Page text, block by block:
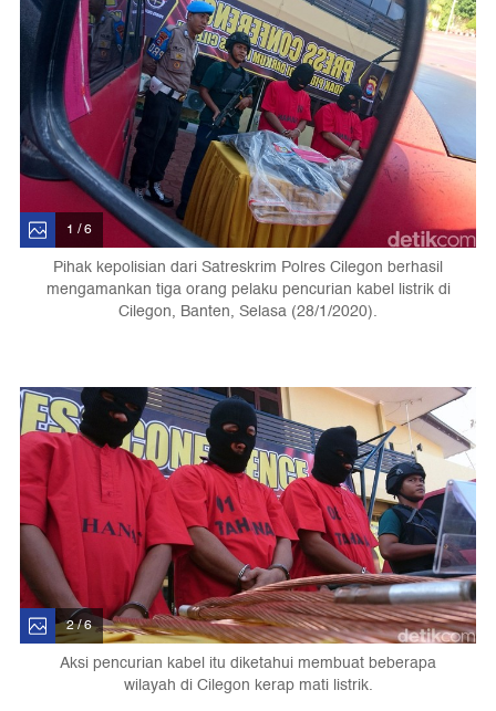
1 / 6
Pihak kepolisian dari Satreskrim Polres Cilegon berhasil
mengamankan tiga orang pelaku pencurian kabel listrik di
Cilegon, Banten, Selasa (28/1/2020).
2 / 6
Aksi pencurian kabel itu diketahui membuat beberapa
wilayah di Cilegon kerap mati listrik.